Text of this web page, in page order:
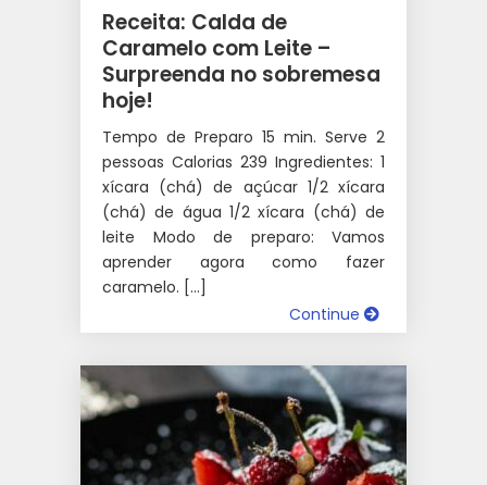
Receita: Calda de
Caramelo com Leite –
Surpreenda no sobremesa
hoje!
Tempo de Preparo 15 min. Serve 2
pessoas Calorias 239 Ingredientes: 1
xícara (chá) de açúcar 1/2 xícara
(chá) de água 1/2 xícara (chá) de
leite Modo de preparo: Vamos
aprender agora como fazer
caramelo. […]
Continue